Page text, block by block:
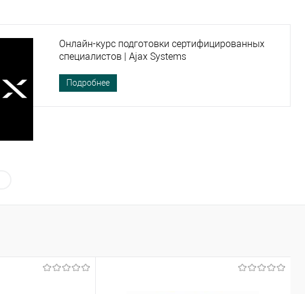
Онлайн-курс подготовки сертифицированных
специалистов | Ajax Systems
Подробнее